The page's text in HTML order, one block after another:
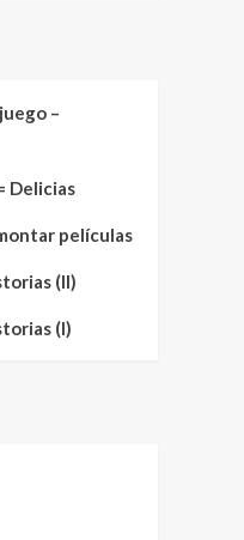
–
Delicias
películas
(II)
(I)